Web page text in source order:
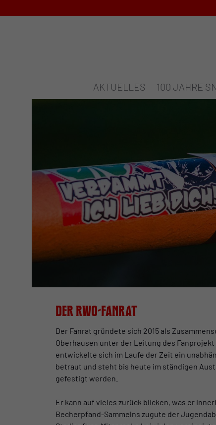
AKTUELLES 100 JAHRE
Der RWO-Fanrat
Der Fanrat gründete sich 2015 als
Oberhausen unter der Leitung des
entwickelte sich im Laufe der Zeit ein
betraut und steht bis heute im ständigen
gefestigt werden.
Er kann auf vieles zurück blicken, was er
Becherpfand-Sammelns zugute der